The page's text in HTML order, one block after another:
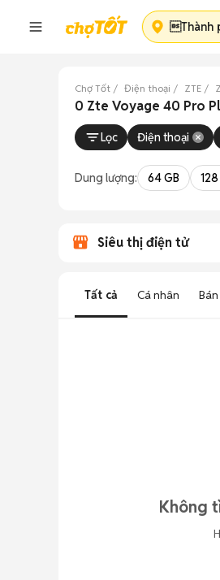
Thành
Chợ Tốt Điện thoại ZTE
0 Zte Voyage 40 Pro
Lọc Điện thoại
Dung lượng: 64 GB
Siêu thị điện tử
Tất cả Cá nhân
Không